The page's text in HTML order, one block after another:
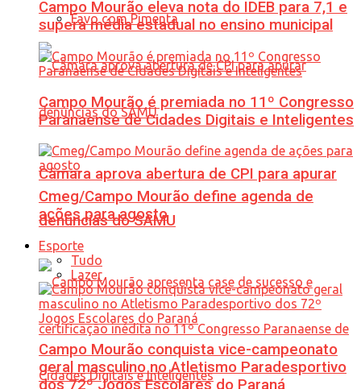
Favo com Pimenta
Câmara aprova abertura de CPI para apurar
denúncias do SAMU
Campo Mourão eleva nota do IDEB para 7,1 e
supera média estadual no ensino municipal
Campo Mourão é premiada no 11º Congresso
Paranaense de Cidades Digitais e Inteligentes
Cmeg/Campo Mourão define agenda de
ações para agosto
Esporte
Tudo
Lazer
Campo Mourão conquista vice-campeonato
geral masculino no Atletismo Paradesportivo
dos 72º Jogos Escolares do Paraná